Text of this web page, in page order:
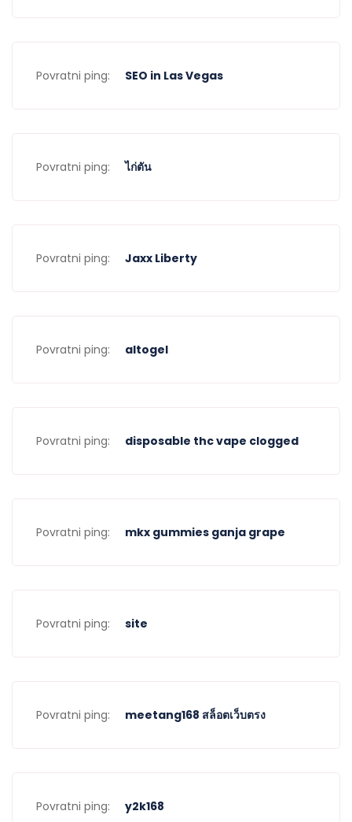
Povratni ping: SEO in Las Vegas
Povratni ping: ไก่ตัน
Povratni ping: Jaxx Liberty
Povratni ping: altogel
Povratni ping: disposable thc vape clogged
Povratni ping: mkx gummies ganja grape
Povratni ping: site
Povratni ping: meetang168 สล็อตเว็บตรง
Povratni ping: y2k168